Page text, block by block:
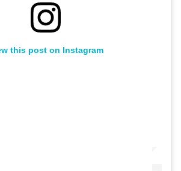
this post on Instagram